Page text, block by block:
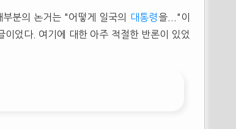
분의 논거는 "어떻게 일국의 대통령 을..."이
이었다. 여기에 대한 아주 적절한 반론이 있었